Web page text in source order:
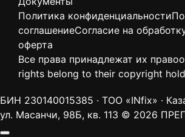
Политика конфиденциальности
соглашениеСогласие на
оферта
Все права принадлежат их
rights belong to their copyright
БИН 230140015385 · ТОО «INfix» ·
ул. Масанчи, 98Б, кв. 113 © 2026